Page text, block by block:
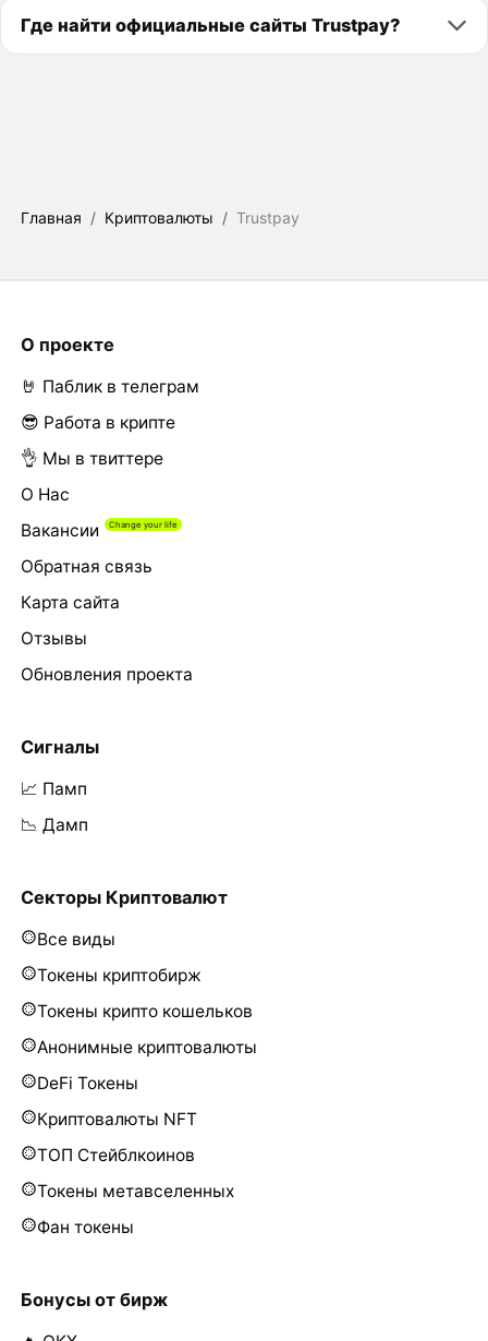
Где найти официальные сайты Trustpay?
Главная / Криптовалюты / Trustpay
О проекте
🤘 Паблик в телеграм
😎 Работа в крипте
👌 Мы в твиттере
О Нас
Вакансии
Обратная связь
Карта сайта
Отзывы
Обновления проекта
Сигналы
📈 Памп
📉 Дамп
Секторы Криптовалют
Все виды
Токены криптобирж
Токены крипто кошельков
Анонимные криптовалюты
DeFi Токены
Криптовалюты NFT
ТОП Стейблкоинов
Токены метавселенных
Фан токены
Бонусы от бирж